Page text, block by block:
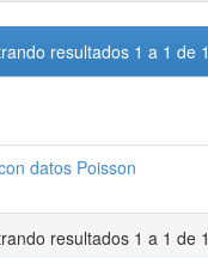
resultados 1 a 1 de 1
datos Poisson
resultados 1 a 1 de 1